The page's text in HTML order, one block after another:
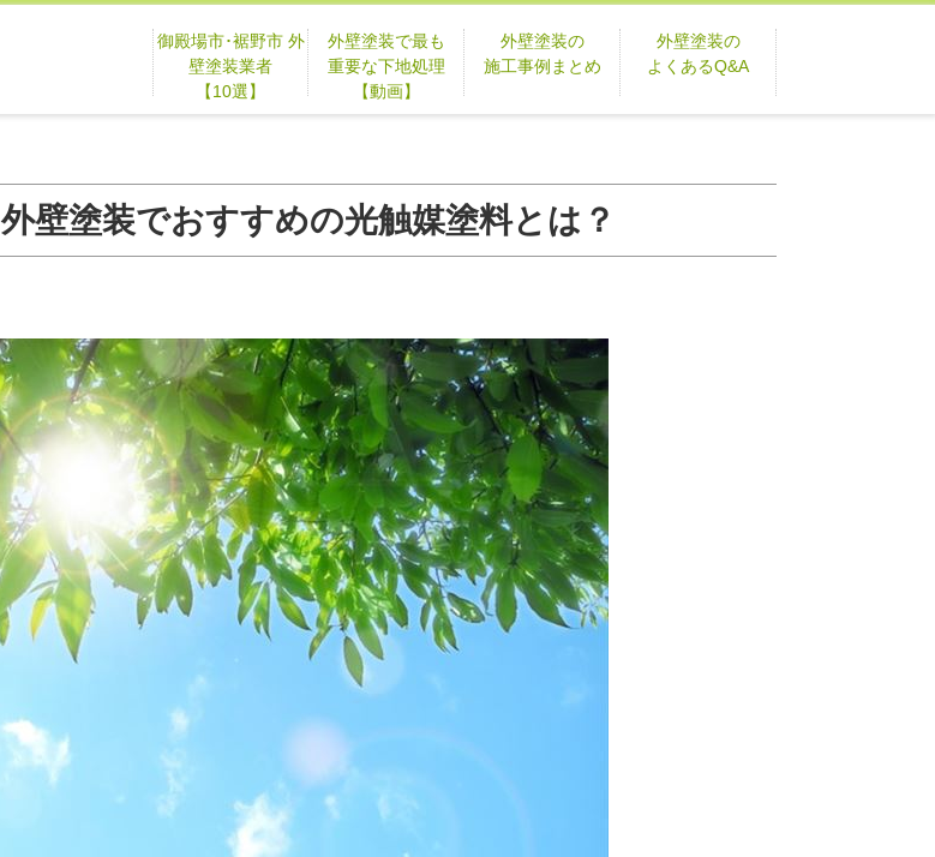
御殿場市･裾野市 外
壁塗装業者
【10選】
外壁塗装で最も
重要な下地処理
【動画】
外壁塗装の
施工事例まとめ
外壁塗装の
よくあるQ&A
外壁塗装でおすすめの光触媒塗料とは？